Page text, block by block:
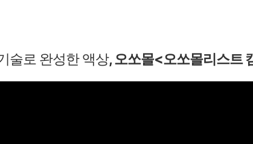
술로 완성한 액상, 오쏘몰<오쏘몰리스트